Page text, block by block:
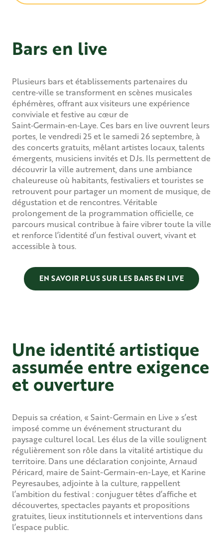
Bars en live
Plusieurs bars et établissements partenaires du
centre‐ville se transforment en scènes musicales
éphémères, offrant aux visiteurs une expérience
conviviale et festive au cœur de
Saint‐Germain‐en‐Laye. Ces bars en live ouvrent leurs
portes, le vendredi 25 et le samedi 26 septembre, à
des concerts gratuits, mêlant artistes locaux, talents
émergents, musiciens invités et DJs. Ils permettent de
découvrir la ville autrement, dans une ambiance
chaleureuse où habitants, festivaliers et touristes se
retrouvent pour partager un moment de musique, de
dégustation et de rencontres. Véritable
prolongement de la programmation officielle, ce
parcours musical contribue à faire vibrer toute la ville
et renforce l’identité d’un festival ouvert, vivant et
accessible à tous.
EN SAVOIR PLUS SUR LES BARS EN LIVE
Une identité artistique
assumée entre exigence
et ouverture
Depuis sa création, « Saint-Germain en Live » s’est
imposé comme un événement structurant du
paysage culturel local. Les élus de la ville soulignent
régulièrement son rôle dans la vitalité artistique du
territoire. Dans une déclaration conjointe, Arnaud
Péricard, maire de Saint-Germain-en-Laye, et Karine
Peyresaubes, adjointe à la culture, rappellent
l’ambition du festival : conjuguer têtes d’affiche et
découvertes, spectacles payants et propositions
gratuites, lieux institutionnels et interventions dans
l’espace public.